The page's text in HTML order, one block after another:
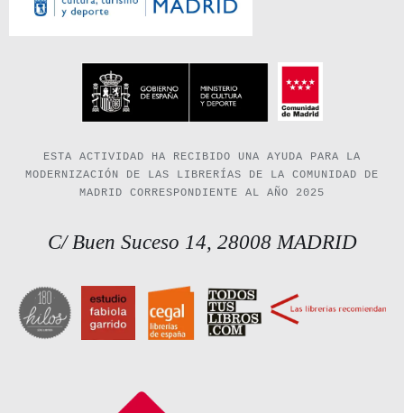
ESTA ACTIVIDAD HA RECIBIDO UNA AYUDA PARA LA
MODERNIZACIÓN DE LAS LIBRERÍAS DE LA COMUNIDAD DE
MADRID CORRESPONDIENTE AL AÑO 2025
C/ Buen Suceso 14, 28008 MADRID